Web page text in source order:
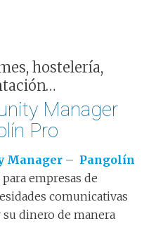
hostelería,
Manager
Pro
Manager – Pangolín
empresas de
comunicativas
dinero de manera